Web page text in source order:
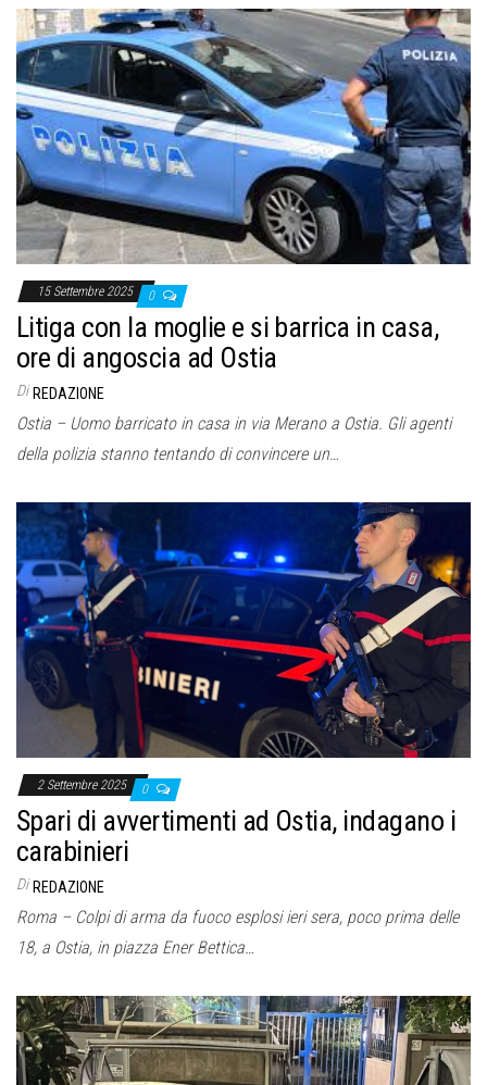
15 Settembre 2025 0
Litiga con la moglie e si barrica in casa,
ore di angoscia ad Ostia
Di REDAZIONE
Ostia – Uomo barricato in casa in via Merano a Ostia. Gli agenti
della polizia stanno tentando di convincere un…
2 Settembre 2025 0
Spari di avvertimenti ad Ostia, indagano i
carabinieri
Di REDAZIONE
Roma – Colpi di arma da fuoco esplosi ieri sera, poco prima delle
18, a Ostia, in piazza Ener Bettica…